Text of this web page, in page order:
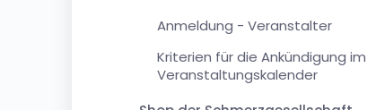
Anmeldung - Veranstalter
Kriterien für die Ankündigung im
Veranstaltungskalender